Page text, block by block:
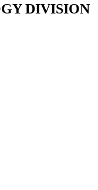
DIVISION